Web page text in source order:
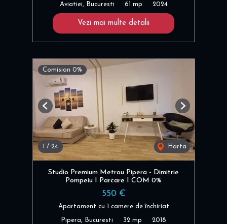
Aviatiei, Bucuresti 61 mp 2024
Vezi mai multe detalii
Comision 0%
1 / 24 Harta
Previous Next
Studio Premium Metrou Pipera - Dimitrie
Pompeiu I Parcare I COM 0%
550 €
Apartament cu 1 camere de închiriat
Pipera, Bucuresti 32 mp 2018